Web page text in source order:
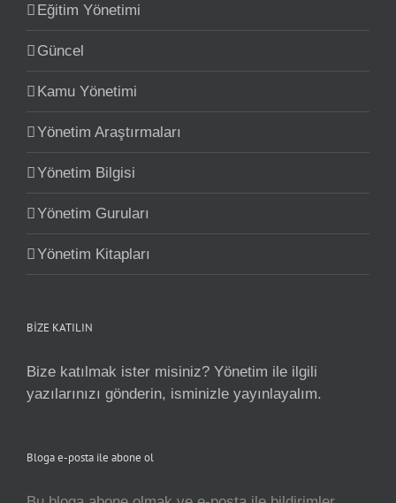
Eğitim Yönetimi
Güncel
Kamu Yönetimi
Yönetim Araştırmaları
Yönetim Bilgisi
Yönetim Guruları
Yönetim Kitapları
BİZE KATILIN
Bize katılmak ister misiniz? Yönetim ile ilgili
yazılarınızı gönderin, isminizle yayınlayalım.
Bloga e-posta ile abone ol